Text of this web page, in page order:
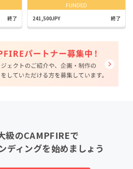
終了
FUNDED
241,500JPY 終了
級のCAMPFIREで
ディングを始めましょう